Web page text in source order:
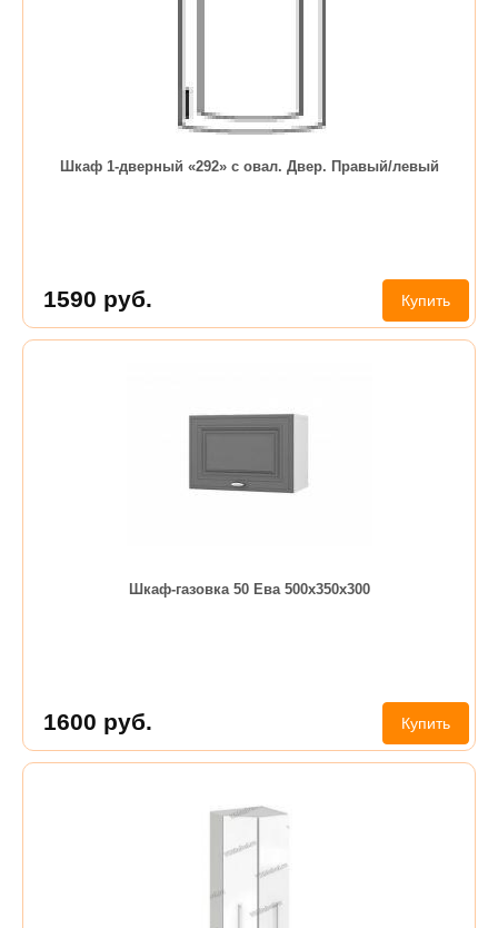
Шкаф 1-дверный «292» с овал. Двер. Правый/левый
1590 руб. Купить
Шкаф-газовка 50 Ева 500х350х300
1600 руб. Купить